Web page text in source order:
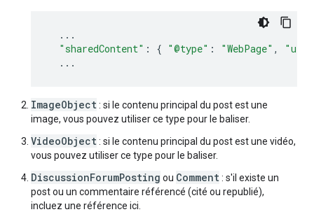
...
"sharedContent" : { "@type" : "WebPage" ,
"url"
...
ImageObject : si le contenu principal du post est une
image, vous pouvez utiliser ce type pour le baliser.
VideoObject : si le contenu principal du post est une vidéo,
vous pouvez utiliser ce type pour le baliser.
DiscussionForumPosting ou Comment : s'il existe un
post ou un commentaire référencé (cité ou republié),
incluez une référence ici.